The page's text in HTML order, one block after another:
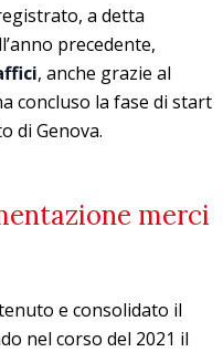
a detta
precedente,
, anche grazie al
concluso la fase di start
di Genova.
merci
e consolidato il
nel corso del 2021 il